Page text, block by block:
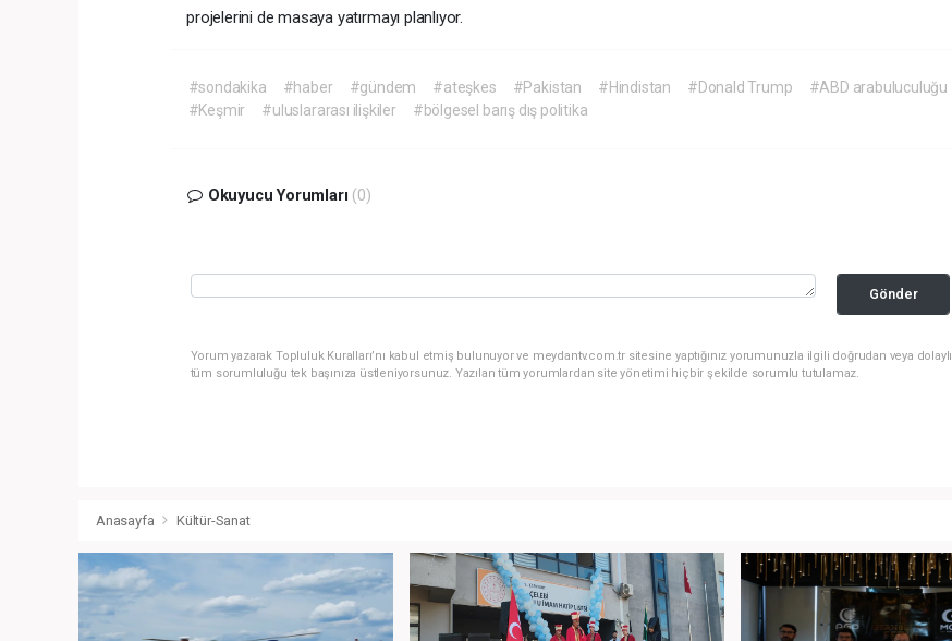
projelerini de masaya yatırmayı planlıyor.
#sondakika #haber #gündem #ateşkes #Pakistan #Hindistan #Donald Trump
#ABD arabuluculuğu
#Keşmir
#uluslararası ilişkiler #bölgesel barış dış politika
Okuyucu Yorumları (0)
Gönder
Yorum yazarak Topluluk Kuralları’nı kabul etmiş bulunuyor ve meydantv.com.tr sitesine yaptığınız yorumunuzla ilgili doğrudan veya dolaylı
tüm sorumluluğu tek başınıza üstleniyorsunuz. Yazılan tüm yorumlardan site yönetimi hiçbir şekilde sorumlu tutulamaz.
Anasayfa Kültür-Sanat